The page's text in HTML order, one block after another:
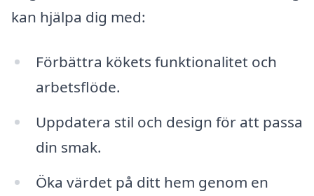
kan hjälpa dig med:
Förbättra kökets funktionalitet och
arbetsflöde.
Uppdatera stil och design för att passa
din smak.
Öka värdet på ditt hem genom en